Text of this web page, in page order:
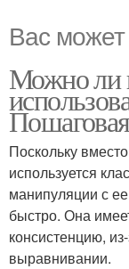
Вас может
Можно ли
Поскольку
используется
манипуляции с
быстро. Она
консистенцию,
выравнивании.